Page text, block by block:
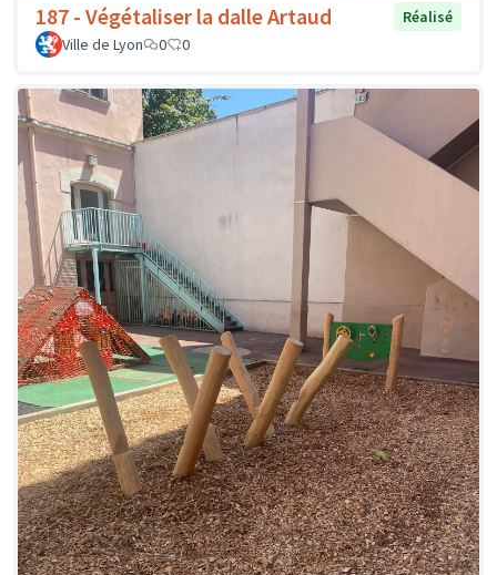
187 - Végétaliser la dalle Artaud
Réalisé
Ville de Lyon
0 0